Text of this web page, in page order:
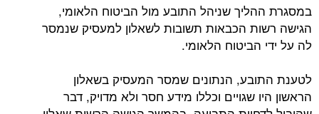
במסגרת ההליך שניהל התובע מול הביטוח הלאומי,
הגישה רשות הכבאות תשובות לשאלון למעסיק שנמסר
לה על ידי הביטוח הלאומי.
לטענת התובע, הנתונים שמסר המעסיק בשאלון
הראשון היו שגויים וכללו מידע חסר ולא מדויק, דבר